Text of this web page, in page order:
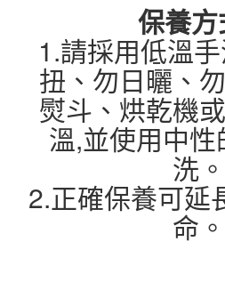
保養
1.請採用低溫
扭、勿日曬、
熨斗、烘乾機
溫,並使用中
洗。
2.正確保養可延
命。